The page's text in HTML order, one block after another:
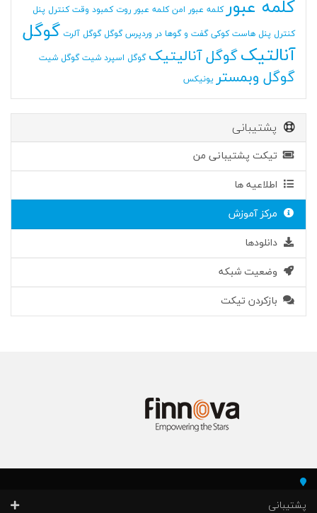
کلمه عبور کلمه عبور امن کلمه عبور روت کمبود وقت کنترل پنل
کنترل پنل هاست کوکی گفت و گوها در وردپرس گوگل گوگل آلرت گوگل
آنالتیکگوگل آنالیتیک گوگل اسپرد شیت گوگل شیت
گوگل وبمستر یونیکس
پشتیبانی
تیکت پشتیبانی من
اطلاعیه ها
مرکز آموزش
دانلودها
وضعیت شبکه
بازکردن تیکت
پشتیبانی